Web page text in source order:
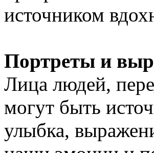
источником
Портреты и
Лица людей,
могут быть
улыбка,